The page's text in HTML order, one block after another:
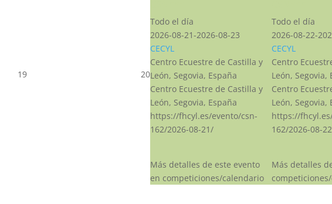
19 20
Todo el día
2026-08-21-2026-08-23
CECYL
Centro Ecuestre de Castilla y
León, Segovia, España
Centro Ecuestre de Castilla y
León, Segovia, España
https://fhcyl.es/evento/csn-
162/2026-08-21/
Más detalles de este evento
en competiciones/calendario
Todo el día
2026-08-22-
CECYL
Centro
León, Segovia,
Centro
León, Segovia,
https://
162/2026-08-
Más detalles